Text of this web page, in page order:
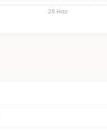
29 Haz